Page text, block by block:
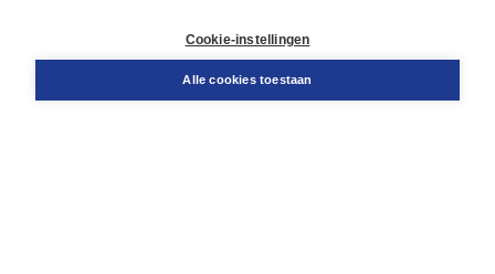
Cookie-instellingen
Alle cookies toestaan